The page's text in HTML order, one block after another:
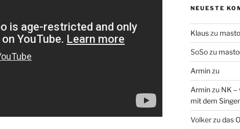
NEUESTE
Klauszu
SoSozu
Arminzu
Arminzu NK –
mit dem
Volkerzu das